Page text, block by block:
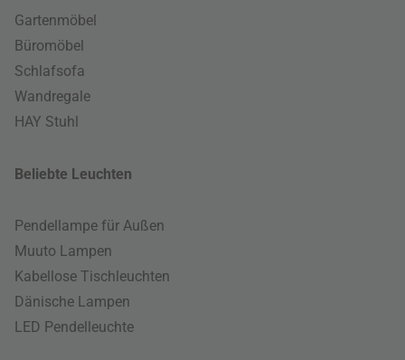
Gartenmöbel
Büromöbel
Schlafsofa
Wandregale
HAY Stuhl
Beliebte Leuchten
Pendellampe für Außen
Muuto Lampen
Kabellose Tischleuchten
Dänische Lampen
LED Pendelleuchte